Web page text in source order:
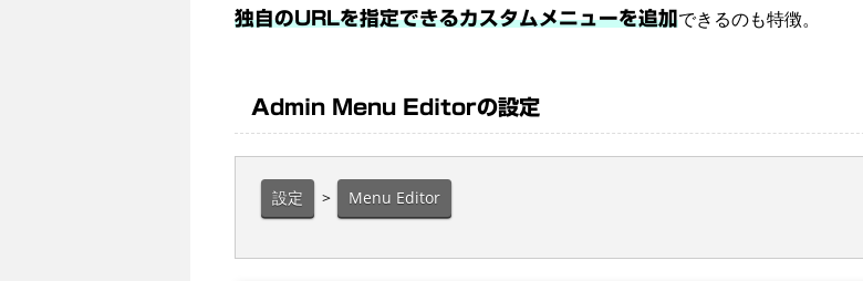
独自のURLを指定できるカスタムメニューを追加できるのも特徴。
Admin Menu Editorの設定
設定 > Menu Editor